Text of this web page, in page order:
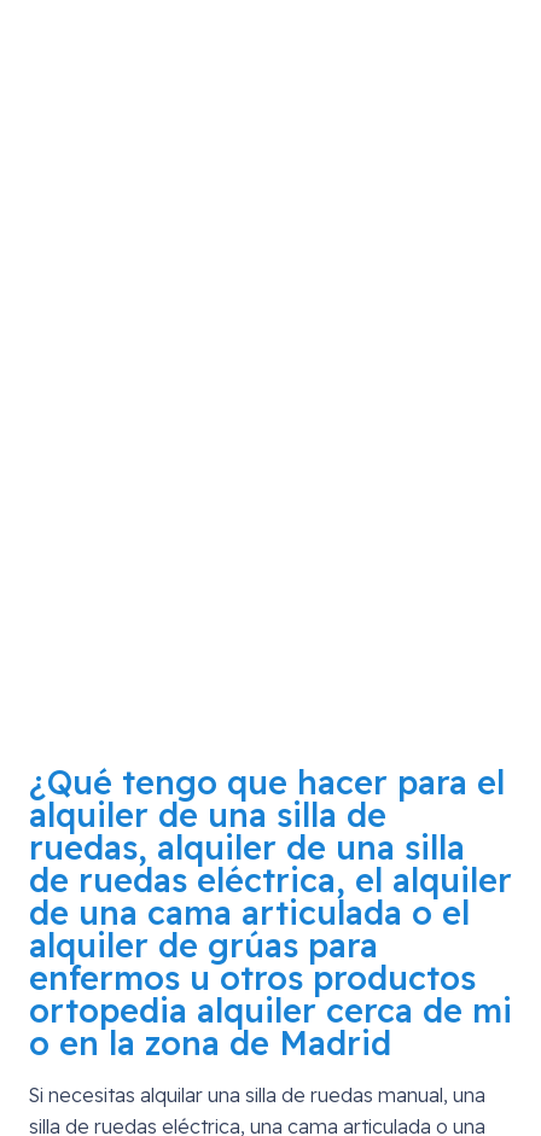
¿Qué tengo que hacer para el
alquiler de una silla de
ruedas, alquiler de una silla
de ruedas eléctrica, el alquiler
de una cama articulada o el
alquiler de grúas para
enfermos u otros productos
ortopedia alquiler cerca de mi
o en la zona de Madrid
Si necesitas alquilar una silla de ruedas manual, una
silla de ruedas eléctrica, una cama articulada o una